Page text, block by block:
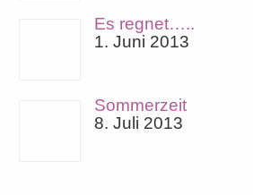
Es regnet…..
1. Juni 2013
Sommerzeit
8. Juli 2013